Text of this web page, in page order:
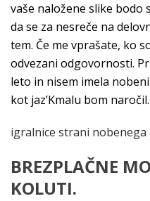
vaše naložene slike
da se za nesreče na
tem. Če me vprašate, ko
odvezani odgovornosti.
leto in nisem imela
kot jaz’Kmalu bom naročil.
igralnice strani nobenega
BREZPLAČNE
KOLUTI.